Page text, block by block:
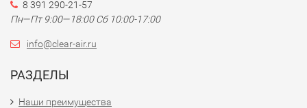
8 391 290-21-57
Пн—Пт 9:00—18:00 Сб 10:00-17:00
info@clear-air.ru
РАЗДЕЛЫ
Наши преимущества